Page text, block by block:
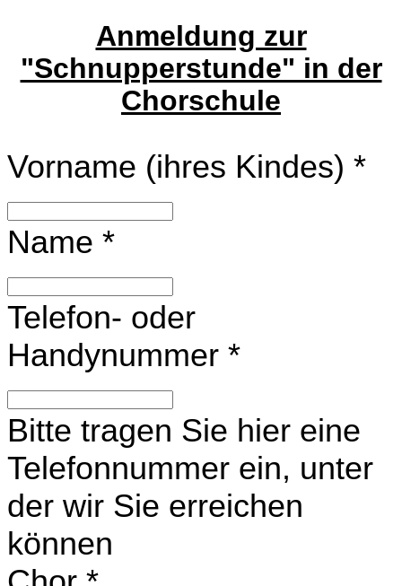
Anmeldung zur
"Schnupperstunde" in der
Chorschule
Vorname (ihres Kindes) *
Name *
Telefon- oder
Handynummer *
Bitte tragen Sie hier eine
Telefonnummer ein, unter
der wir Sie erreichen
können